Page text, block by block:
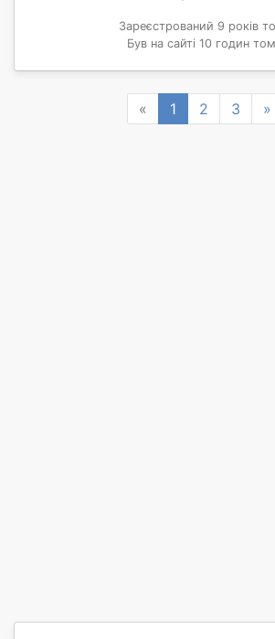
Зареєстрований 9 років
Був на сайті 10 годин
« Previous
1 2 3 »